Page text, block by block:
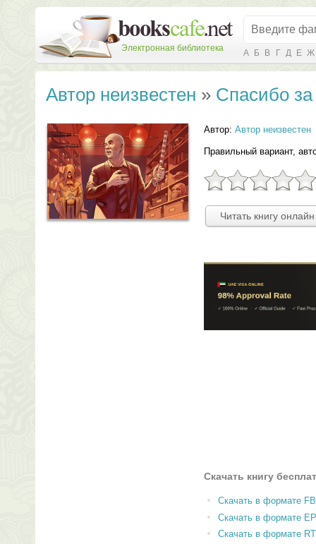
Электронная библиотека А Б В Г Д Е Ж
Автор неизвестен » Спасибо за
Автор: Автор неизвестен
Правильный вариант,
Читать книгу
Скачать книгу
Скачать в формате
Скачать в формате
Скачать в формате